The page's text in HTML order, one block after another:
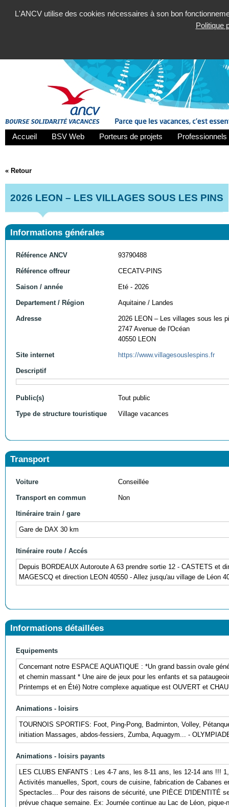
L'ANCV utilise des cookies nécessaires à son bon
Politique
Accueil BSV Web Porteurs de projets
« Retour
2026 LEON – LES VILLAGES SOUS LES PINS
Informations générales
Référence ANCV 93790488
Référence offreur CECATV-PINS
Saison / année Eté - 2026
Departement / Région Aquitaine / Landes
Adresse
2026 LEON – Les villages sous les
2747 Avenue de l'Océan
40550 LEON
Site internet https://www.villagesouslespins.fr
Descriptif
Public(s) Tout public
Type de structure touristique Village vacances
Transport
Voiture Conseillée
Transport en commun Non
Itinéraire train / gare
Gare de DAX 30 km
Itinéraire route / Accés
Depuis BORDEAUX Autoroute A 63 prendre sortie 12 - CASTETS et
MAGESCQ et direction LEON 40550 - Allez jusqu'au village de Léon
Informations détaillées
Equipements
Concernant notre ESPACE AQUATIQUE : *Un grand bassin ovale
et chemin massant * Une aire de jeux pour les enfants et sa
Printemps et en Été) Notre complexe aquatique est OUVERT et
Animations - loisirs
TOURNOIS SPORTIFS: Foot, Ping-Pong, Badminton, Volley,
initiation Massages, abdos-fessiers, Zumba, Aquagym... -
Animations - loisirs payants
LES CLUBS ENFANTS : Les 4-7 ans, les 8-11 ans, les 12-14 ans !!!
Activités manuelles, Sport, cours de cuisine, fabrication de Cabanes
Spectacles... Pour des raisons de sécurité, une PIÈCE D'IDENTITÉ
prévue chaque semaine. Ex: Journée continue au Lac de Léon,